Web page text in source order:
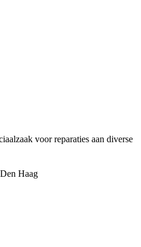
voor reparaties aan diverse
Haag